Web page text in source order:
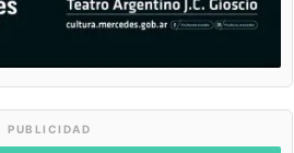
PUBLICIDAD